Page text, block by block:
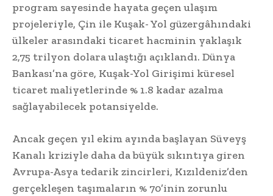
program sayesinde hayata geçen ulaşım
projeleriyle, Çin ile Kuşak- Yol güzergâhındaki
ülkeler arasındaki ticaret hacminin yaklaşık
2,75 trilyon dolara ulaştığı açıklandı. Dünya
Bankası’na göre, Kuşak-Yol Girişimi küresel
ticaret maliyetlerinde % 1.8 kadar azalma
sağlayabilecek potansiyelde.
Ancak geçen yıl ekim ayında başlayan Süveyş
Kanalı kriziyle daha da büyük sıkıntıya giren
Avrupa-Asya tedarik zincirleri, Kızıldeniz’den
gerçekleşen taşımaların % 70’inin zorunlu